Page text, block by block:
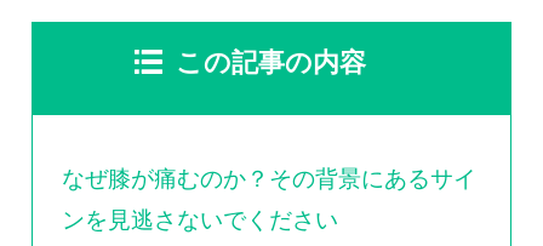
この記事の内容
なぜ膝が痛むのか？その背景にあるサイ
ンを見逃さないでください